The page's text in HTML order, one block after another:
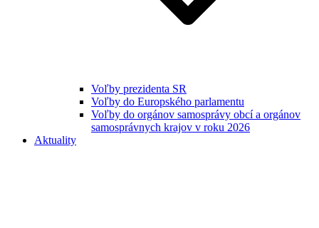
Voľby prezidenta SR
Voľby do Europského parlamentu
Voľby do orgánov samosprávy obcí a orgánov
samosprávnych krajov v roku 2026
Aktuality